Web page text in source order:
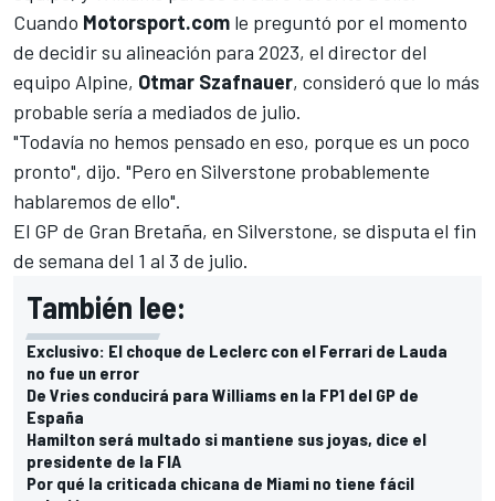
Cuando Motorsport.com le preguntó por el momento
de decidir su alineación para 2023, el director del
equipo Alpine, Otmar Szafnauer, consideró que lo más
probable sería a mediados de julio.
"Todavía no hemos pensado en eso, porque es un poco
pronto", dijo. "Pero en Silverstone probablemente
hablaremos de ello".
El GP de Gran Bretaña, en Silverstone, se disputa el fin
de semana del 1 al 3 de julio.
También lee:
Exclusivo: El choque de Leclerc con el Ferrari de Lauda
no fue un error
De Vries conducirá para Williams en la FP1 del GP de
España
Hamilton será multado si mantiene sus joyas, dice el
presidente de la FIA
Por qué la criticada chicana de Miami no tiene fácil